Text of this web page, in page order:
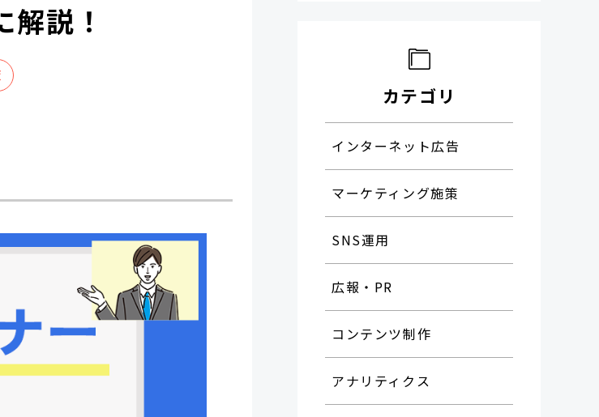
説！
カテゴリ
インターネット広告
マーケティング施策
SNS運用
広報・PR
コンテンツ制作
アナリティクス